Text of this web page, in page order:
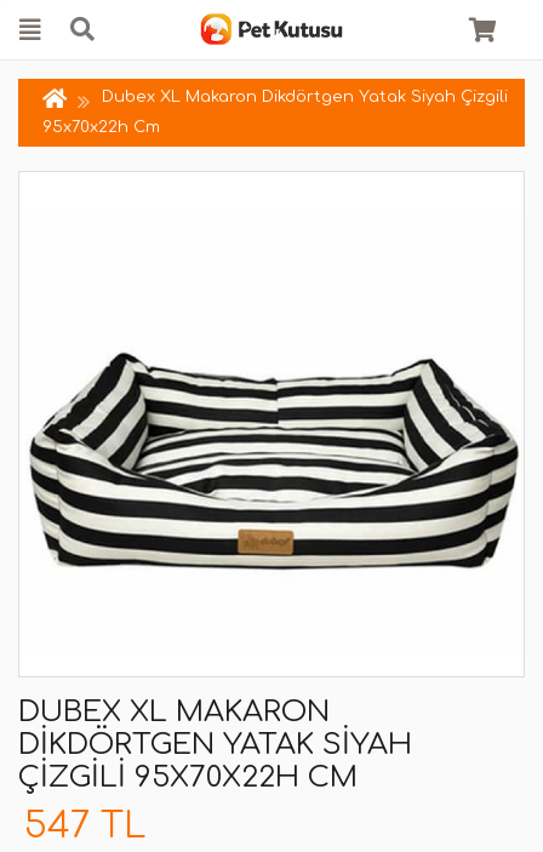
Dubex XL Makaron Dikdörtgen Yatak Siyah Çizgili
95x70x22h Cm
DUBEX XL MAKARON
DIKDÖRTGEN YATAK SIYAH
ÇIZGILI 95X70X22H CM
547 TL